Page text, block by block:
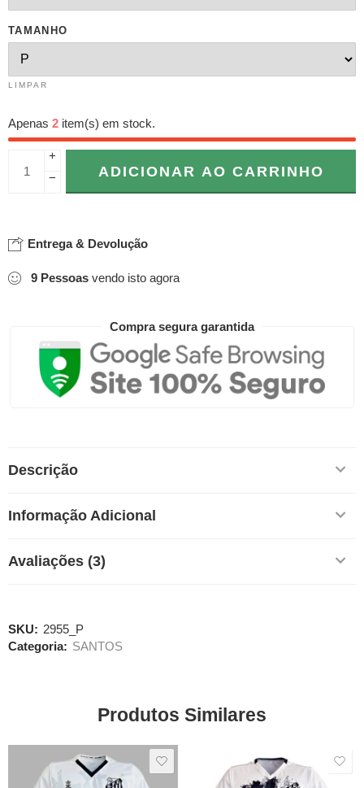
TAMANHO
LIMPAR
Apenas 2 item(s) em stock.
+
−
ADICIONAR AO CARRINHO
Entrega & Devolução
9 Pessoas vendo isto agora
Compra segura garantida
Descrição
Informação Adicional
Avaliações (3)
SKU: 2955_P
Categoria: SANTOS
Produtos Similares